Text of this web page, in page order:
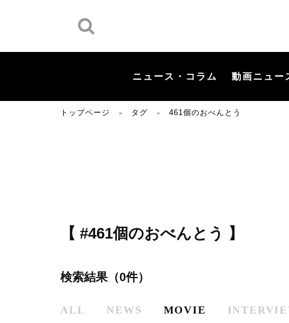
ニュース・コラム 動画ニュー
トップページ ＞ タグ ＞ 461個のおべんとう
【 #461個のおべんとう 】
検索結果（0件）
ALL NEWS MOVIE